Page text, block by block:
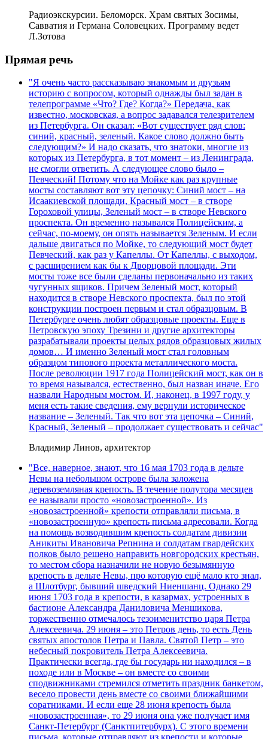
Радиоэкскурсии. Беломорск. Храм святых Зосимы,
Савватия и Германа Соловецких. Программу ведет
Л.Зотова
Прямая речь
"Я очень часто рассказываю знакомым и друзьям
историю с вопросом, который однажды был задан в
телепрограмме «Что? Где? Когда?» Передача, как
известно, московская, а вопрос задавался телезрителем
из Петербурга. Он сказал: «Вот существует ряд слов:
синий, красный, зеленый. Какое слово должно быть
следующим?» И надо сказать, что знатоки, многие из
которых из Петербурга, в тот момент – из Ленинграда,
не смогли ответить. А следующее слово было –
Певческий! Потому что на Мойке как раз крупные
мосты составляют вот эту цепочку: Синий мост – на
Исаакиевской площади, Красный мост – в створе
Гороховой улицы, Зеленый мост – в створе Невского
проспекта. Он временно назывался Полицейским, а
сейчас, по-моему, он опять называется Зеленым. И если
дальше двигаться по Мойке, то следующий мост будет
Певческий, как раз у Капеллы. От Капеллы, с выходом,
с расширением как бы к Дворцовой площади. Эти
мосты тоже все были сделаны первоначально из таких
чугунных ящиков. Причем Зеленый мост, который
находится в створе Невского проспекта, был по этой
конструкции построен первым и стал образцовым. В
Петербурге очень любят образцовые проекты. Еще в
Петровскую эпоху Трезини и другие архитекторы
разрабатывали проекты целых рядов образцовых жилых
домов… И именно Зеленый мост стал головным
образцом типового проекта металлического моста.
После революции 1917 года Полицейский мост, как он в
то время назывался, естественно, был назван иначе. Его
назвали Народным мостом. И, наконец, в 1997 году, у
меня есть такие сведения, ему вернули историческое
название – Зеленый. Так что вот эта цепочка – Синий,
Красный, Зеленый – продолжает существовать и сейчас"
Владимир Линов, архитектор
"Все, наверное, знают, что 16 мая 1703 года в дельте
Невы на небольшом острове была заложена
деревоземляная крепость. В течение полутора месяцев
ее называли просто «новозастроенной». Из
«новозастроенной» крепости отправляли письма, в
«новозастроенную» крепость письма адресовали. Когда
на помощь возводившим крепость солдатам дивизии
Аникиты Ивановича Репнина и солдатам гвардейских
полков было решено направить новгородских крестьян,
то местом сбора назначили не новую безымянную
крепость в дельте Невы, про которую ещё мало кто знал,
а Шлотбург, бывший шведский Ниеншанц. Однако 29
июня 1703 года в крепости, в казармах, устроенных в
бастионе Александра Даниловича Меншикова,
торжественно отмечалось тезоименитство царя Петра
Алексеевича. 29 июня – это Петров день, то есть День
святых апостолов Петра и Павла. Святой Петр – это
небесный покровитель Петра Алексеевича.
Практически всегда, где бы государь ни находился – в
походе или в Москве – он вместе со своими
сподвижниками стремился отметить праздник банкетом,
весело провести день вместе со своими ближайшими
соратниками. И если еще 28 июня крепость была
«новозастроенная», то 29 июня она уже получает имя
Санкт-Петербург (Санктпитербурх). С этого времени